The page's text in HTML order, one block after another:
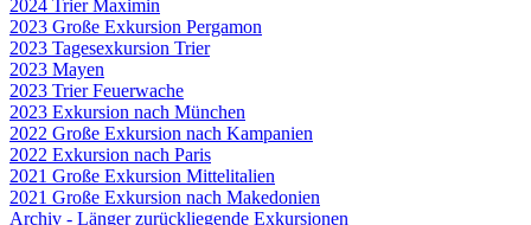
2024 Trier Maximin
2023 Große Exkursion Pergamon
2023 Tagesexkursion Trier
2023 Mayen
2023 Trier Feuerwache
2023 Exkursion nach München
2022 Große Exkursion nach Kampanien
2022 Exkursion nach Paris
2021 Große Exkursion Mittelitalien
2021 Große Exkursion nach Makedonien
Archiv - Länger zurückliegende Exkursionen